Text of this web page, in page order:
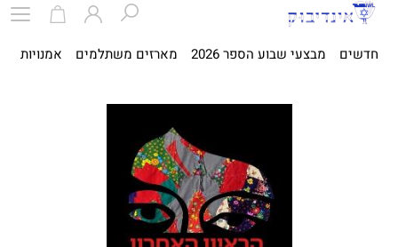
חדשים מבצעי שבוע הספר 2026 מארזים משתלמים אמנויות